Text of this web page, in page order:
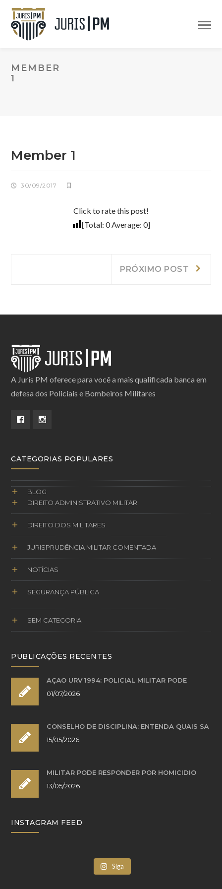
MEMBER
1
Member 1
30/09/2017
Click to rate this post!
[Total: 0Average: 0]
PRÓXIMO POST
A Juris PM oferece para você a mais qualificada banca em
defesa dos Policiais e Bombeiros Militares
CATEGORIAS POPULARES
BLOG
DIREITO ADMINISTRATIVO MILITAR
DIREITO DOS MILITARES
JURISPRUDÊNCIA MILITAR COMENTADA
NOTÍCIAS
SEGURANÇA PÚBLICA
SEM CATEGORIA
PUBLICAÇÕES RECENTES
AÇÃO URV 1994: POLICIAL MILITAR PODE
01/07/2026
CONSELHO DE DISCIPLINA: ENTENDA QUAIS SÃ
15/05/2026
MILITAR PODE RESPONDER POR HOMICÍDIO
13/05/2026
INSTAGRAM FEED
Siga